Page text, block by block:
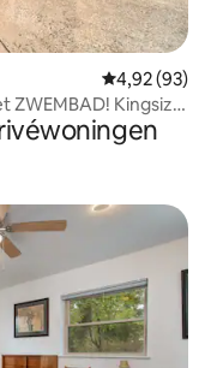
Gemiddelde
4,92 (93)
Kingsize